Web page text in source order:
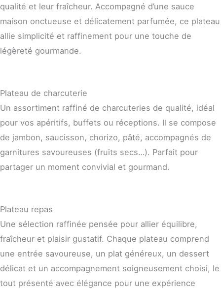
qualité et leur fraîcheur. Accompagné d’une sauce
maison onctueuse et délicatement parfumée, ce plateau
allie simplicité et raffinement pour une touche de
légèreté gourmande.
Plateau de charcuterie
Un assortiment raffiné de charcuteries de qualité, idéal
pour vos apéritifs, buffets ou réceptions. Il se compose
de jambon, saucisson, chorizo, pâté, accompagnés de
garnitures savoureuses (fruits secs…). Parfait pour
partager un moment convivial et gourmand.
Plateau repas
Une sélection raffinée pensée pour allier équilibre,
fraîcheur et plaisir gustatif. Chaque plateau comprend
une entrée savoureuse, un plat généreux, un dessert
délicat et un accompagnement soigneusement choisi, le
tout présenté avec élégance pour une expérience